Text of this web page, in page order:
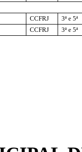
CCFRJ
3ª e 5ª
CCFRJ 3ª e 5ª